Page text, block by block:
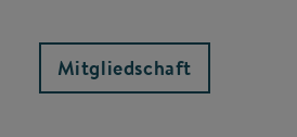
Mitgliedschaft